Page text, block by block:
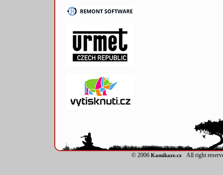
© 2006 Kamikaze.czAll right